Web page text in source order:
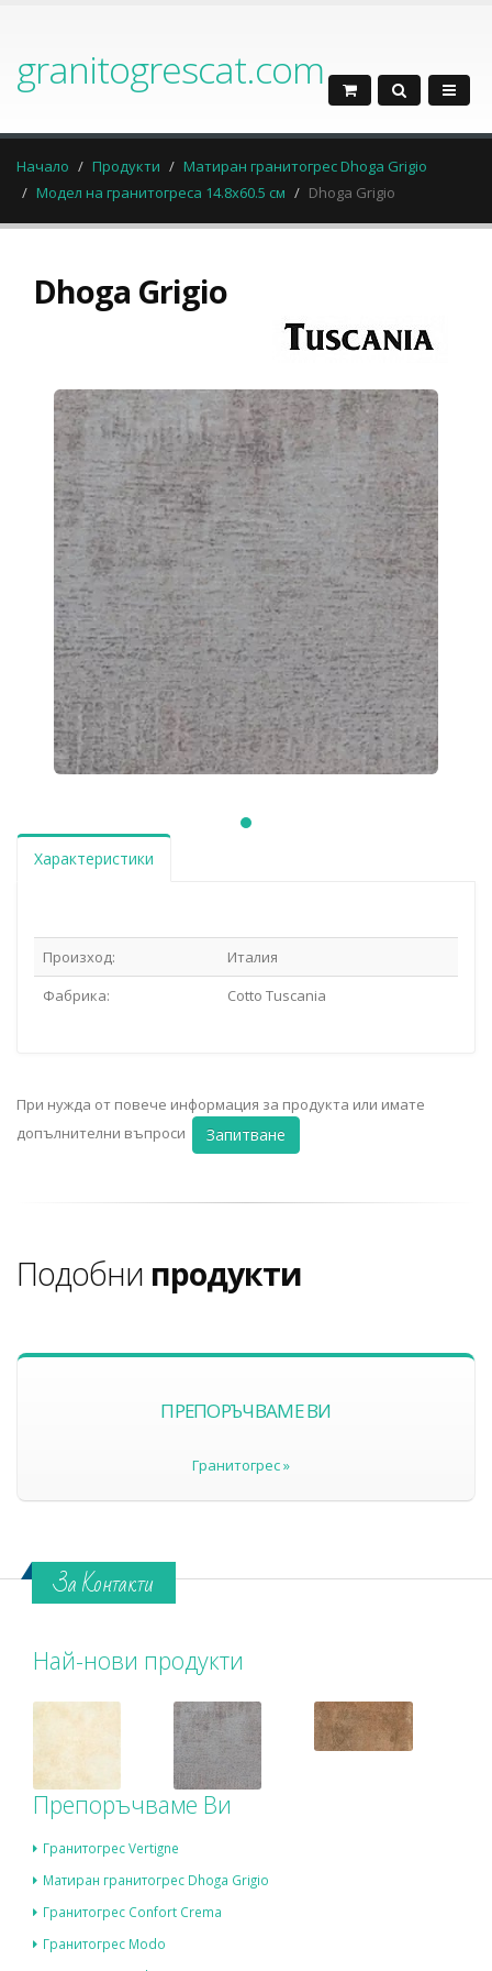
granitogrescat.com
Начало Продукти
Матиран гранитогрес Dhoga Grigio
Модел на гранитогреса 14.8х60.5 см
Dhoga Grigio
Dhoga Grigio
Характеристики
Произход:
Италия
Фабрика:
Cotto Tuscania
При нужда от повече информация за продукта или имате
допълнителни въпроси
Запитване
Подобни продукти
ПРЕПОРЪЧВАМЕ ВИ
Гранитогрес »
За Контакти
Най-нови продукти
Препоръчваме Ви
Гранитогрес Vertigne
Матиран гранитогрес Dhoga Grigio
Гранитогрес Confort Crema
Гранитогрес Modo